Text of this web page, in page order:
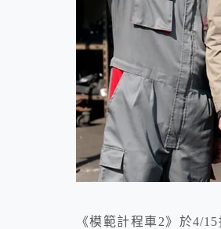
《模範計程車2》於4/